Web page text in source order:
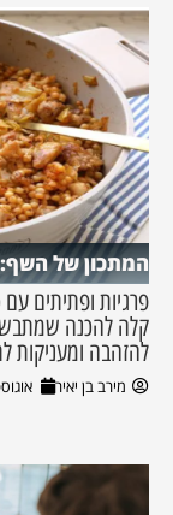
המתכון של השף:
פרגיות ופתיתים
קלה להכנה
להזהבה ומעניקות
מירב בן יאיר אוגוסט 4,